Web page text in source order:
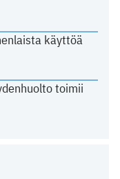
käyttöä
toimii